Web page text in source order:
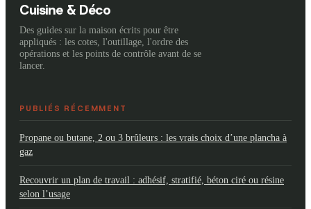
Cuisine & Déco
Des guides sur la maison écrits pour être
appliqués : les cotes, l'outillage, l'ordre des
opérations et les points de contrôle avant de se
lancer.
PUBLIÉS RÉCEMMENT
Propane ou butane, 2 ou 3 brûleurs : les vrais choix d’une plancha à
gaz
Recouvrir un plan de travail : adhésif, stratifié, béton ciré ou résine
selon l’usage